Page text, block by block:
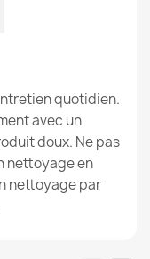
noir - PRODUIT
quotidien.
avec un
doux. Ne pas
nettoyage en
nettoyage par